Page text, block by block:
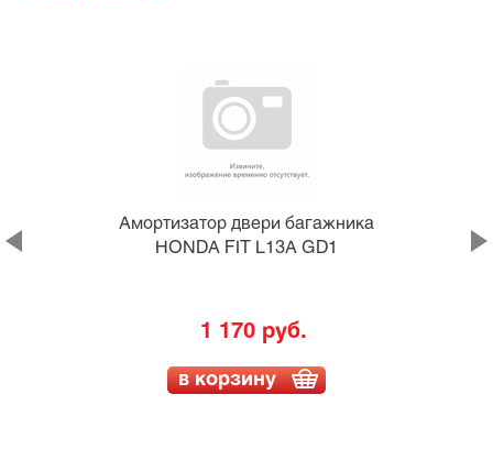
Амортизатор двери багажника
HONDA FIT L13A GD1
1 170 руб.
в корзину